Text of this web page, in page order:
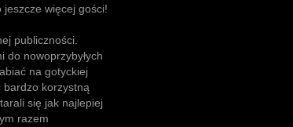
jeszcze więcej gości!
publiczności.
do nowoprzybyłych
na gotyckiej
bardzo korzystną
się jak najlepiej
razem